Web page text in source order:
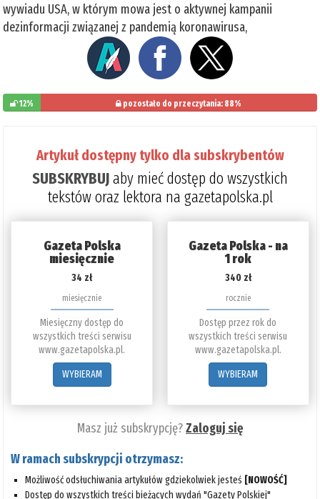
wywiadu USA, w którym mowa jest o aktywnej kampanii
dezinformacji związanej z pandemią koronawirusa,
12% pozostało do przeczytania: 88%
Artykuł dostępny tylko dla subskrybentów
SUBSKRYBUJaby mieć dostęp do wszystkich
tekstów oraz lektora na gazetapolska.pl
Gazeta Polska
miesięcznie
34 zł
miesięcznie
Miesięczny dostęp do
wszystkich treści serwisu
www.gazetapolska.pl.
WYBIERAM
Gazeta Polska - na
1 rok
340 zł
rocznie
Dostęp przez rok do
wszystkich treści serwisu
www.gazetapolska.pl.
WYBIERAM
Masz już subskrypcję?Zaloguj się
W ramach subskrypcji otrzymasz:
Możliwość odsłuchiwania artykułów gdziekolwiek jesteś [NOWOŚĆ]
Dostęp do wszystkich treści bieżących wydań "Gazety Polskiej"